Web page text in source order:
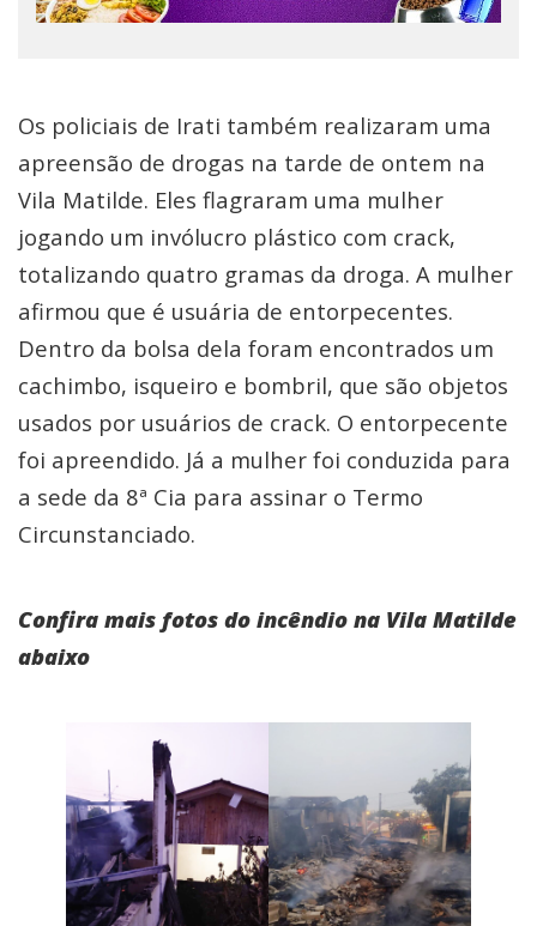
Os policiais de Irati também realizaram uma
apreensão de drogas na tarde de ontem na
Vila Matilde. Eles flagraram uma mulher
jogando um invólucro plástico com crack,
totalizando quatro gramas da droga. A mulher
afirmou que é usuária de entorpecentes.
Dentro da bolsa dela foram encontrados um
cachimbo, isqueiro e bombril, que são objetos
usados por usuários de crack. O entorpecente
foi apreendido. Já a mulher foi conduzida para
a sede da 8ª Cia para assinar o Termo
Circunstanciado.
Confira mais fotos do incêndio na Vila Matilde
abaixo